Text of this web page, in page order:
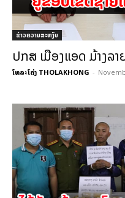
ຂ່າວຄວາມສະຫງົບ
ປກສ ເມືອງແອດ ມ້າງລາ
ໂທລະໂຄ່ງ THOLAKHONG -